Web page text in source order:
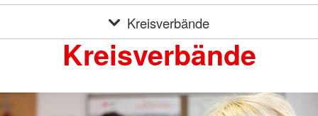
Kreisverbände
Kreisverbände